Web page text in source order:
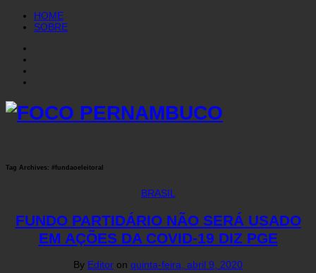
HOME
SOBRE
Tag Archives: #fundaoeleitoral
BRASIL
FUNDO PARTIDÁRIO NÃO SERÁ USADO
EM AÇÕES DA COVID-19 DIZ PGE
By Editor on quinta-feira, abril 9, 2020